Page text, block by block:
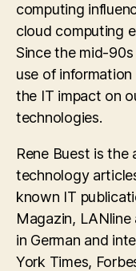
computing
cloud computing
Since the mid-
use of
the IT impact on
technologies.
Rene Buest is the
technology
known IT
Magazin, LANline
in German and
York Times,